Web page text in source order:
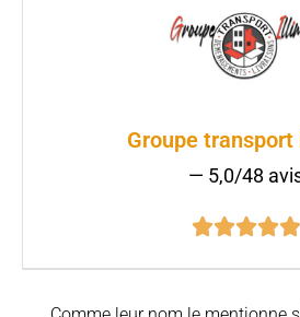
Groupe
— 5,0/48
